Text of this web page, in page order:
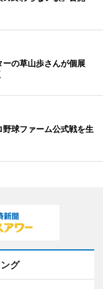
ーの草山歩さんが個展
球ファーム公式戦を生
グ